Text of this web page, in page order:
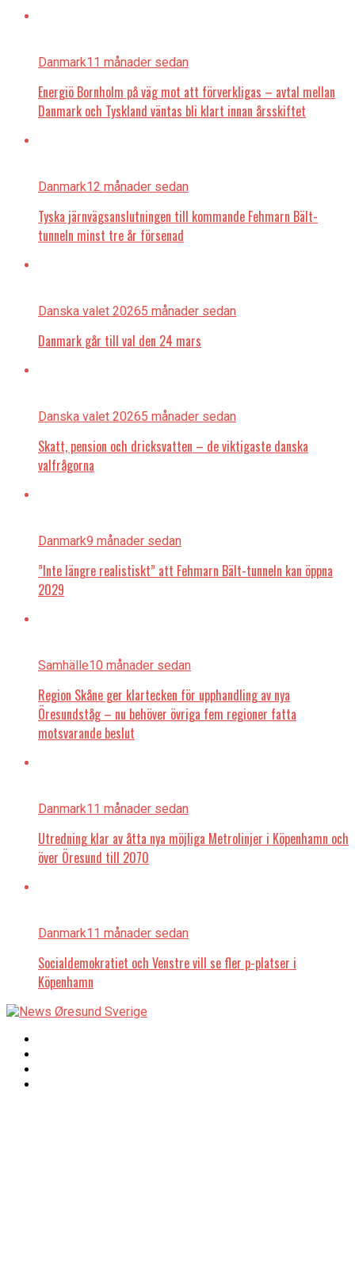
Danmark11 månader sedan
Energiö Bornholm på väg mot att förverkligas – avtal mellan
Danmark och Tyskland väntas bli klart innan årsskiftet
Danmark12 månader sedan
Tyska järnvägsanslutningen till kommande Fehmarn Bält-
tunneln minst tre år försenad
Danska valet 20265 månader sedan
Danmark går till val den 24 mars
Danska valet 20265 månader sedan
Skatt, pension och dricksvatten – de viktigaste danska
valfrågorna
Danmark9 månader sedan
”Inte längre realistiskt” att Fehmarn Bält-tunneln kan öppna
2029
Samhälle10 månader sedan
Region Skåne ger klartecken för upphandling av nya
Öresundståg – nu behöver övriga fem regioner fatta
motsvarande beslut
Danmark11 månader sedan
Utredning klar av åtta nya möjliga Metrolinjer i Köpenhamn och
över Öresund till 2070
Danmark11 månader sedan
Socialdemokratiet och Venstre vill se fler p-platser i
Köpenhamn